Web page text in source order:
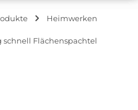
Heimwerken
schnell Flächenspachtel